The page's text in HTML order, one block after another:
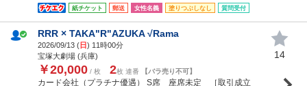
紙チケット 郵送 女性名義 塗りつぶしなし 質問受付
RRR × TAKA"R"AZUKA √Rama
2026/09/13 (日) 11時00分
宝塚大劇場 (兵庫)
￥20,000 / 枚 2枚 連番 【バラ売り不可】
カード会社（プラチナ優遇） S席 座席未定 ［取引成立
14